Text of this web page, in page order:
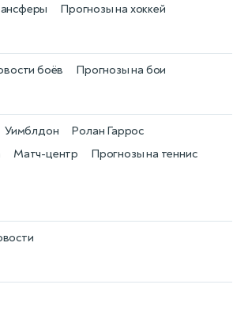
Прогнозы на хоккей
боёв Прогнозы на бои
Матч-центр
Уимблдон
Прогнозы на теннис
Ролан Гаррос